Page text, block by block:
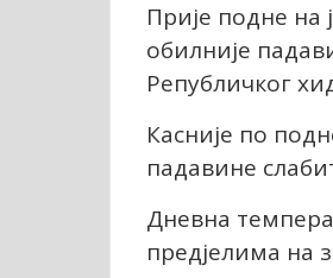
Прије подне на
обилније
Републичког
Касније по
падавине
Дневна
предјелима на